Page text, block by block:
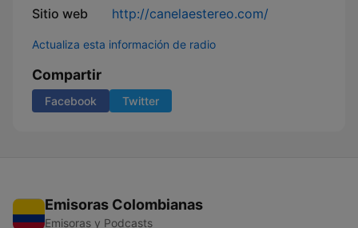
Sitio web http://canelaestereo.com/
Actualiza esta información de radio
Compartir
Facebook Twitter
Emisoras Colombianas
Emisoras y Podcasts